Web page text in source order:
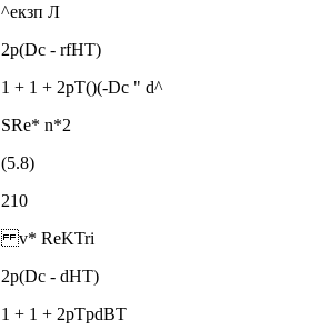
^екзп Л
2p(Dc - rfHT)
1 + 1 + 2pT()(-Dc " d^
SRe* n*2
(5.8)
210
v* ReKTri
2p(Dc - dHT)
1 + 1 + 2pTpdBT